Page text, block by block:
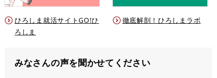
ひろしま就活サイトGO!ひ
ろしま
徹底解剖！ひろしまラボ
みなさんの声を聞かせてください